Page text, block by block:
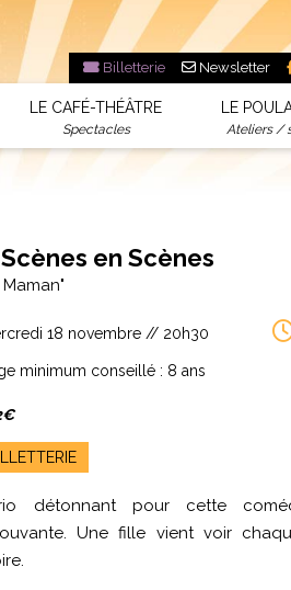
Billetterie Newsletter
LE CAFÉ-THÉÂTRE
Spectacles
LE
Ateliers /
en Scènes
18 novembre // 20h30
minimum conseillé : 8 ans
détonnant pour cette
Une fille vient voir